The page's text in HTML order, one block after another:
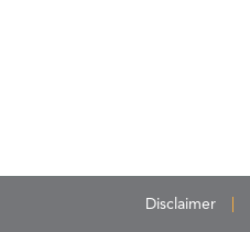
Disclaimer